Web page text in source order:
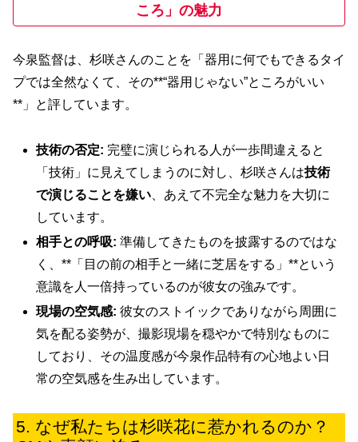
ころ」の魅力
今泉監督は、杉咲さんのことを「器用に何でもできるタイ
プでは全然なくて、その**“器用じゃない”ところがいい
**」と評しています。
技術の否定: 完璧に演じられる人が一歩間違えると
「技術」に見えてしまうのに対し、杉咲さんは技術
で演じることを嫌い 、あえて不完全な魅力を大切に
しています。
相手との呼吸: 準備してきたものを披露するのではな
く、**「目の前の相手と一緒に芝居をする」**という
意識を人一倍持っているのが彼女の強みです。
現場の空気感: 彼女のストイックでありながら周囲に
気を配る姿勢が、撮影現場を穏やかで特別なものに
しており、その温度感が今泉作品特有の心地よい日
常の空気感を生み出しています。
なぜ私たちは杉咲花に惹かれるのか？